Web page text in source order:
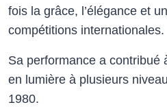
fois la grâce, l’élégance et
compétitions internationales.
Sa performance a contribué
en lumière à plusieurs
1980.